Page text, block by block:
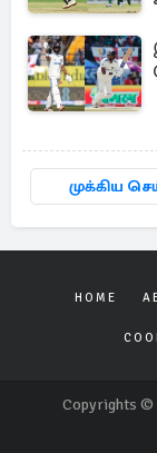
முக்கிய
HOME
Copyrights ©